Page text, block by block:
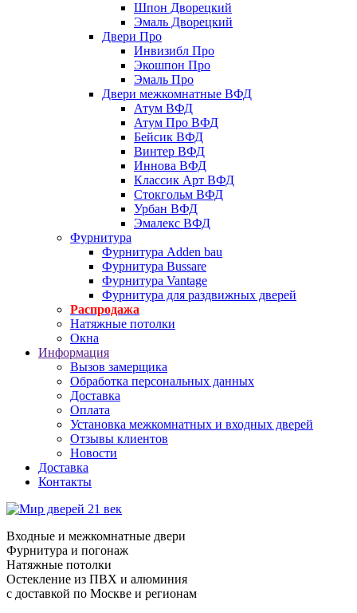
Шпон Дворецкий
Эмаль Дворецкий
Двери Про
Инвизибл Про
Экошпон Про
Эмаль Про
Двери межкомнатные ВФД
Атум ВФД
Атум Про ВФД
Бейсик ВФД
Винтер ВФД
Иннова ВФД
Классик Арт ВФД
Стокгольм ВФД
Урбан ВФД
Эмалекс ВФД
Фурнитура
Фурнитура Adden bau
Фурнитура Bussare
Фурнитура Vantage
Фурнитура для раздвижных дверей
Распродажа
Натяжные потолки
Окна
Информация
Вызов замерщика
Обработка персональных данных
Доставка
Оплата
Установка межкомнатных и входных дверей
Отзывы клиентов
Новости
Доставка
Контакты
Входные и межкомнатные двери
Фурнитура и погонаж
Натяжные потолки
Остекление из ПВХ и алюминия
с доставкой по Москве и регионам